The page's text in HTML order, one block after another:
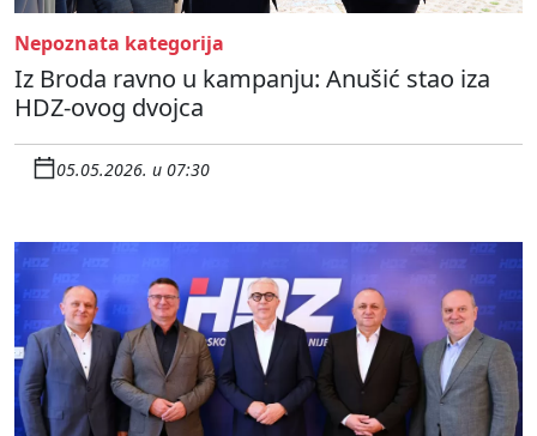
Nepoznata kategorija
Iz Broda ravno u kampanju: Anušić stao iza
HDZ-ovog dvojca
05.05.2026. u 07:30